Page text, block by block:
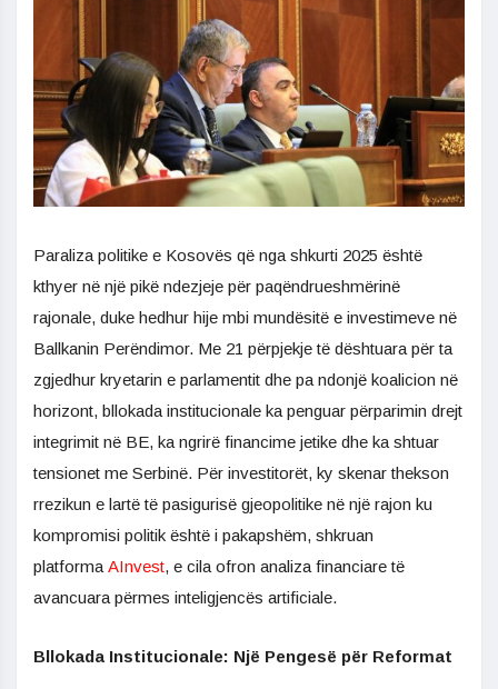
Paraliza politike e Kosovës që nga shkurti 2025 është
kthyer në një pikë ndezjeje për paqëndrueshmërinë
rajonale, duke hedhur hije mbi mundësitë e investimeve në
Ballkanin Perëndimor. Me 21 përpjekje të dështuara për ta
zgjedhur kryetarin e parlamentit dhe pa ndonjë koalicion në
horizont, bllokada institucionale ka penguar përparimin drejt
integrimit në BE, ka ngrirë financime jetike dhe ka shtuar
tensionet me Serbinë. Për investitorët, ky skenar thekson
rrezikun e lartë të pasigurisë gjeopolitike në një rajon ku
kompromisi politik është i pakapshëm, shkruan
platforma AInvest, e cila ofron analiza financiare të
avancuara përmes inteligjencës artificiale.
Bllokada Institucionale: Një Pengesë për Reformat